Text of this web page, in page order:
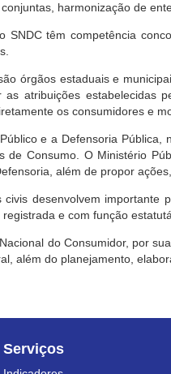
harmonização de
SNDC têm competência
órgãos estaduais e
as atribuições estabelecidas
os consumidores e
e a Defensoria
de Consumo. O Ministério
além de propor
civis desenvolvem importante
e com função
do Consumidor, por
além do planejamento,
Serviços